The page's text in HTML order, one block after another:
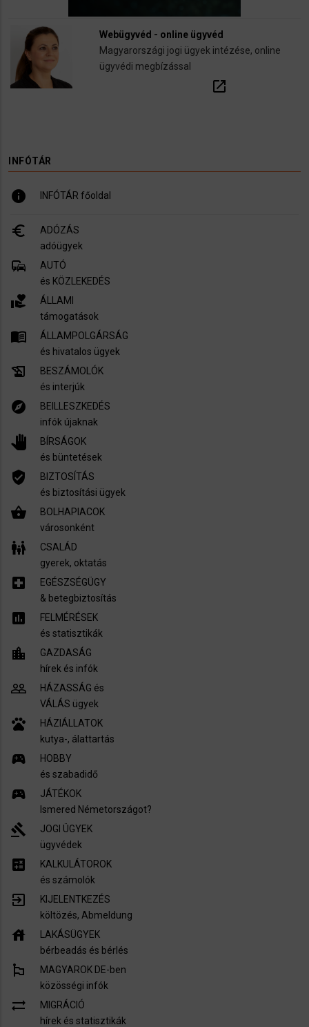
Webügyvéd - online ügyvéd
Magyarországi jogi ügyek intézése, online
ügyvédi megbízással
open_in_new
INFÓTÁR
info INFÓTÁR főoldal
euro_symbol
ADÓZÁS
adóügyek
commute
AUTÓ
és KÖZLEKEDÉS
volunteer_activism
ÁLLAMI
támogatások
menu_book
ÁLLAMPOLGÁRSÁG
és hivatalos ügyek
history_edu
BESZÁMOLÓK
és interjúk
explore
BEILLESZKEDÉS
infók újaknak
pan_tool
BÍRSÁGOK
és büntetések
verified_user
BIZTOSÍTÁS
és biztosítási ügyek
shopping_basket
BOLHAPIACOK
városonként
family_restroom
CSALÁD
gyerek, oktatás
local_hospital
EGÉSZSÉGÜGY
​& betegbiztosítás
assessment
FELMÉRÉSEK
és statisztikák
location_city
GAZDASÁG
hírek és infók
people_outline
HÁZASSÁG és
VÁLÁS ügyek
pets
HÁZIÁLLATOK
kutya-, álattartás
sports_esports
HOBBY
és szabadidő
sports_esports
JÁTÉKOK
Ismered Németországot?
gavel
JOGI ÜGYEK
ügyvédek
calculate
KALKULÁTOROK
és számolók
exit_to_app
KIJELENTKEZÉS
költözés, Abmeldung
house
LAKÁSÜGYEK
bérbeadás és bérlés
emoji_flags
MAGYAROK DE-ben
közösségi infók
sync_alt
MIGRÁCIÓ
hírek és statisztikák